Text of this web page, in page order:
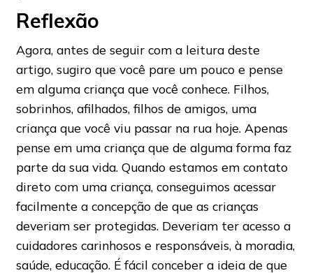
Reflexão
Agora, antes de seguir com a leitura deste
artigo, sugiro que você pare um pouco e pense
em alguma criança que você conhece. Filhos,
sobrinhos, afilhados, filhos de amigos, uma
criança que você viu passar na rua hoje. Apenas
pense em uma criança que de alguma forma faz
parte da sua vida. Quando estamos em contato
direto com uma criança, conseguimos acessar
facilmente a concepção de que as crianças
deveriam ser protegidas. Deveriam ter acesso a
cuidadores carinhosos e responsáveis, à moradia,
saúde, educação. É fácil conceber a ideia de que